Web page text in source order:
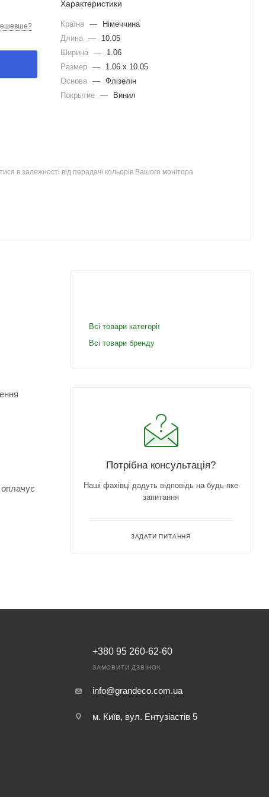
Характеристики
Країна —
Німеччина
Длина —
10.05
Ширина —
1.06
Размер —
1.06 x 10.05
Основа — Флізелін
Покрытие — Винил
в залежності від перадачі кольорів Вашого монітора
Всі товари категорії
Всі товари бренду
Потрібна консультація?
Наші фахівці дадуть відповідь на будь-яке
запитання
ЗАДАТИ ПИТАННЯ
+380 95 260-62-60
ЗАМОВИТИ ДЗВІНОК
info@grandeco.com.ua
м. Київ, вул. Ентузіастів 5